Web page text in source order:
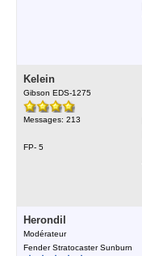
Kelein
Gibson EDS-1275
Messages: 213
FP- 5
Herondil
Modérateur
Fender Stratocaster Sunburn